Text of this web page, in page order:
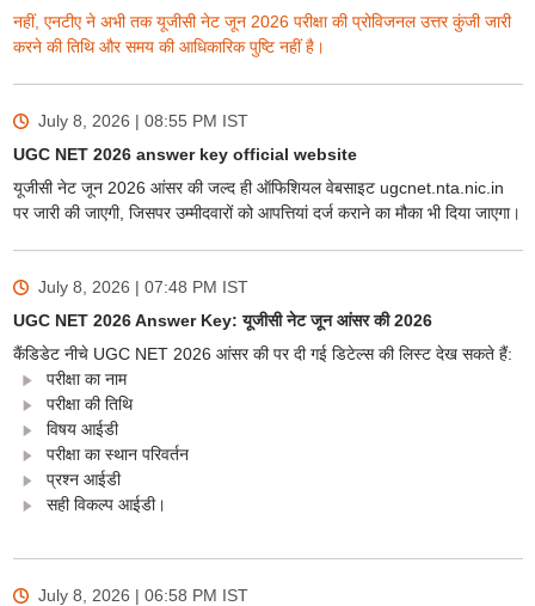
नहीं, एनटीए ने अभी तक यूजीसी नेट जून 2026 परीक्षा की प्रोविजनल उत्तर कुंजी जारी
करने की तिथि और समय की आधिकारिक पुष्टि नहीं है।
July 8, 2026 | 08:55 PM IST
UGC NET 2026 answer key official website
यूजीसी नेट जून 2026 आंसर की जल्द ही ऑफिशियल वेबसाइट ugcnet.nta.nic.in
पर जारी की जाएगी, जिसपर उम्मीदवारों को आपत्तियां दर्ज कराने का मौका भी दिया जाएगा।
July 8, 2026 | 07:48 PM IST
UGC NET 2026 Answer Key: यूजीसी नेट जून आंसर की 2026
कैंडिडेट नीचे UGC NET 2026 आंसर की पर दी गई डिटेल्स की लिस्ट देख सकते हैं:
परीक्षा का नाम
परीक्षा की तिथि
विषय आईडी
परीक्षा का स्थान परिवर्तन
प्रश्न आईडी
सही विकल्प आईडी।
July 8, 2026 | 06:58 PM IST